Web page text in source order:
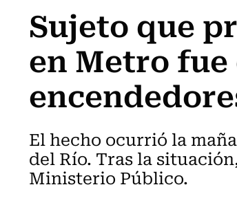
Sujeto que
en Metro
El hecho ocurrió la
del Río. Tras la
Ministerio Público.